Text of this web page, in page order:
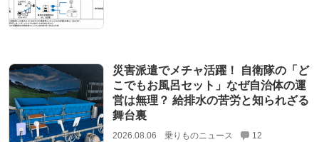
災害派遣でメチャ活躍！ 自衛隊の「ど
こでもお風呂セット」なぜ自治体の運
営は無理？ 給排水の苦労と知られざる
舞台裏
2026.08.06 乗りものニュース 12